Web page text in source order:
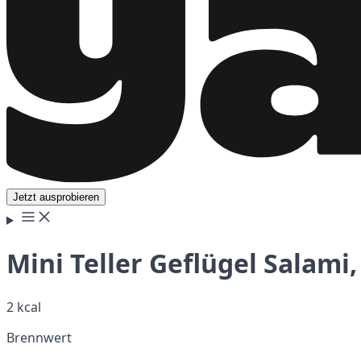
Jetzt ausprobieren
Mini Teller Geflügel
2 kcal
Brennwert